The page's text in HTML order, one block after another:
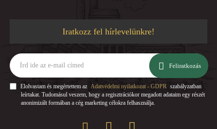
Iratkozz fel hírlevelünkre!
Írd
ide
az
e-
mail
címed
Feliratkozás
Elolvastam és megértettem az Adatvédelmi nyilatkozat - GDPR szabályzatban
leírtakat. Tudomásul veszem, hogy a regisztrációkor megadott adataim egy részét
anonimizált formában a cég marketing célokra felhasználja.